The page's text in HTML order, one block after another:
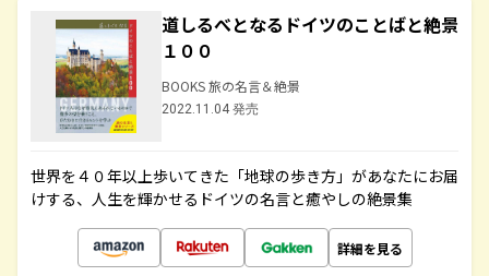
道しるべとなるドイツのことばと絶景
１００
BOOKS 旅の名言＆絶景
2022.11.04 発売
世界を４０年以上歩いてきた「地球の歩き方」があなたにお届
けする、人生を輝かせるドイツの名言と癒やしの絶景集
詳細を見る